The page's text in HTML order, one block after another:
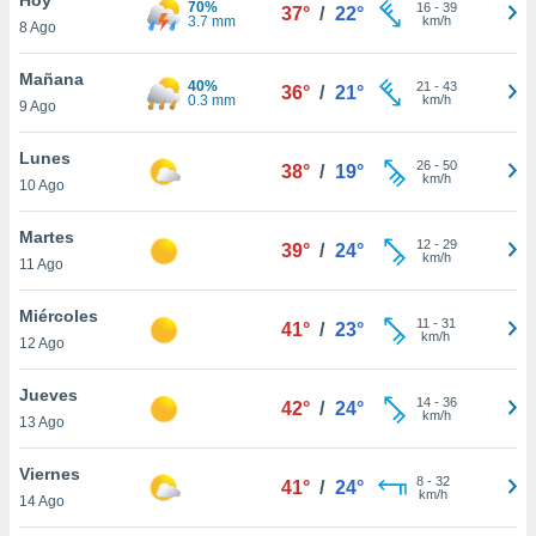
y
en
más
de
8 Ago
70%
3.7 mm
37° / 22° 16- 39
km/h
Mañana
9 Ago
40%
0.3 mm
36° / 21° 21 - 43
km/h
Lunes
10 Ago
38° / 19° 26- 50
km/h
Martes
11 Ago
39° / 24° 12- 29
km/h
Miércoles
12 Ago
41° / 23° 11 - 31
km/h
Jueves
13 Ago
42° / 24° 14- 36
km/h
Viernes
14 Ago
41° / 24° 8- 32
km/h